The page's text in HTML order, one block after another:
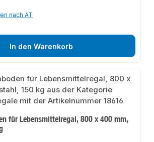
nach AT
In den Warenkorb
für Lebensmittelregal, 800 x 400 mm,